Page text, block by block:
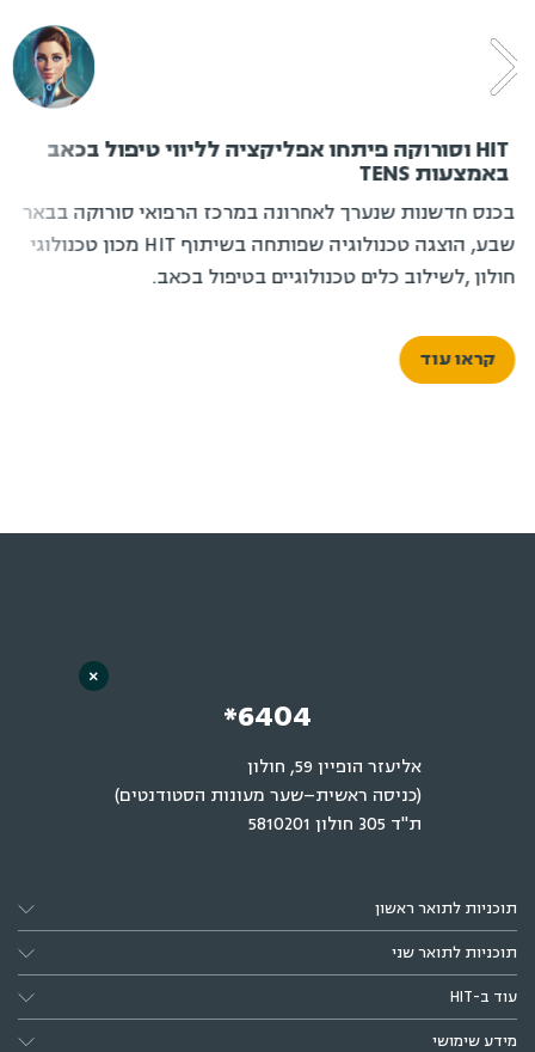
HIT וסורוקה פיתחו אפליקציה לליווי טיפול בכאב
באמצעות TENS
בכנס חדשנות שנערך לאחרונה במרכז הרפואי סורוקה בבאר
שבע, הוצגה טכנולוגיה שפותחה בשיתוף HIT מכון טכנולוגי
חולון ,לשילוב כלים טכנולוגיים בטיפול בכאב.
קראו עוד
*6404
אליעזר הופיין 59, חולון
(כניסה ראשית–שער מעונות הסטודנטים)
ת"ד 305 חולון 5810201
תוכניות לתואר ראשון
תוכניות לתואר שני
עוד ב-HIT
מידע שימושי
×